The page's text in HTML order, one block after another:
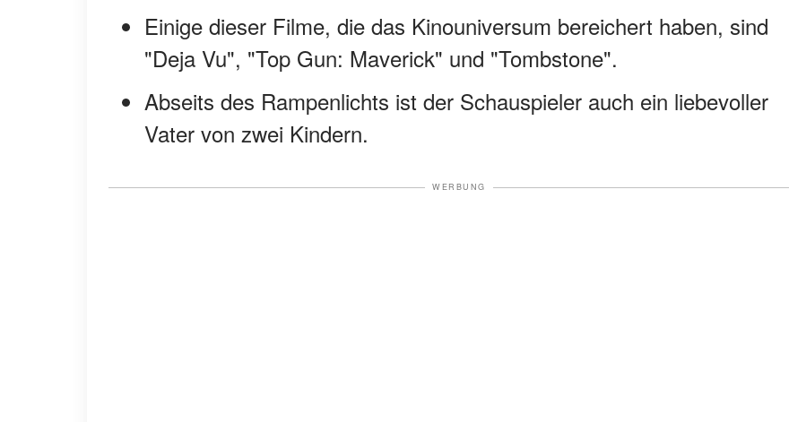
Einige dieser Filme, die das Kinouniversum bereichert haben, sind
"Deja Vu", "Top Gun: Maverick" und "Tombstone".
Abseits des Rampenlichts ist der Schauspieler auch ein liebevoller
Vater von zwei Kindern.
WERBUNG